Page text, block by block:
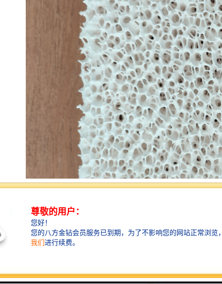
陶盾毯。铸造浇注时挡渣棉始终在浇包口处形成一条不